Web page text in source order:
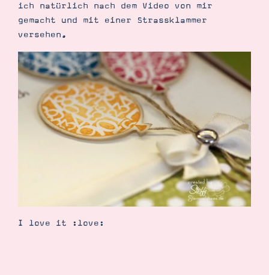
Suche Impressum Datenschutz
ich natürlich nach dem Video von mir
gemacht und mit einer Strassklammer
versehen.
I love it :love: